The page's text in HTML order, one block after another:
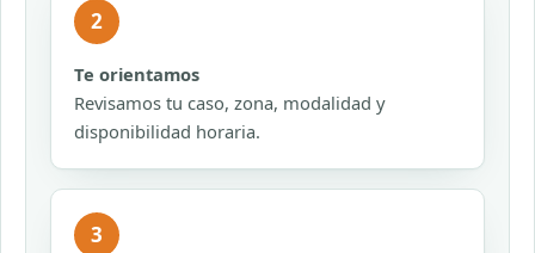
2
Te orientamos
Revisamos tu caso, zona, modalidad y
disponibilidad horaria.
3